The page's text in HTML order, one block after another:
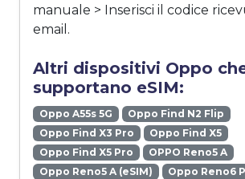
manuale > Inserisci il codice
email.
Altri dispositivi Oppo
supportano eSIM:
Oppo A55s 5G
Oppo Find N2 Flip
Oppo Find X3 Pro
Oppo Find X5
Oppo Find X5 Pro
OPPO Reno5 A
Oppo Reno5 A (eSIM)
Oppo Reno6